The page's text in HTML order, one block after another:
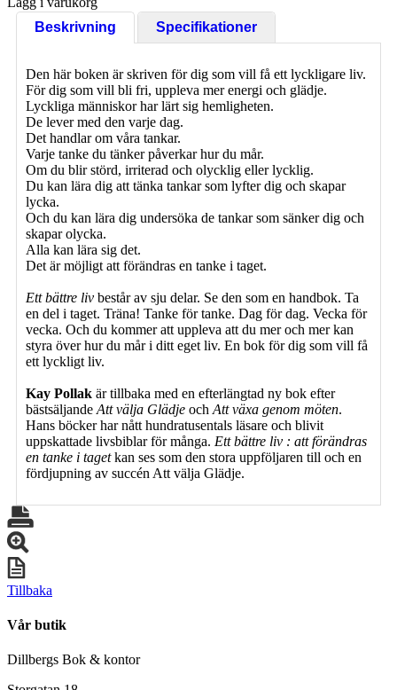
Beskrivning
Specifikationer
Den här boken är skriven för dig som vill få ett lyckligare liv.
För dig som vill bli fri, uppleva mer energi och glädje.
Lyckliga människor har lärt sig hemligheten.
De lever med den varje dag.
Det handlar om våra tankar.
Varje tanke du tänker påverkar hur du mår.
Om du blir störd, irriterad och olycklig eller lycklig.
Du kan lära dig att tänka tankar som lyfter dig och skapar
lycka.
Och du kan lära dig undersöka de tankar som sänker dig och
skapar olycka.
Alla kan lära sig det.
Det är möjligt att förändras en tanke i taget.
Ett bättre liv består av sju delar. Se den som en handbok. Ta
en del i taget. Träna! Tanke för tanke. Dag för dag. Vecka för
vecka. Och du kommer att uppleva att du mer och mer kan
styra över hur du mår i ditt eget liv. En bok för dig som vill få
ett lyckligt liv.
Kay Pollak är tillbaka med en efterlängtad ny bok efter
bästsäljande Att välja Glädje och Att växa genom möten.
Hans böcker har nått hundratusentals läsare och blivit
uppskattade livsbiblar för många. Ett bättre liv : att förändras
en tanke i tagetkan ses som den stora uppföljaren till och en
fördjupning av succén Att välja Glädje.
Tillbaka
Vår butik
Dillbergs Bok & kontor